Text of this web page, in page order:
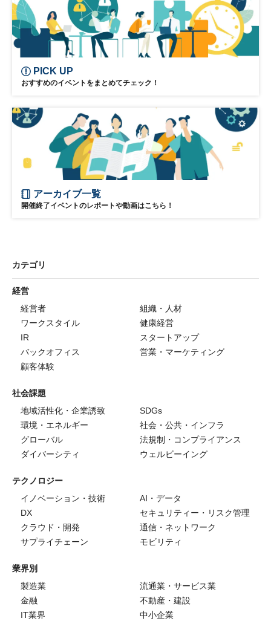
PICK UP
おすすめのイベントをまとめてチェック！
アーカイブ一覧
開催終了イベントのレポートや動画はこちら！
カテゴリ
経営
経営者
組織・人材
ワークスタイル
健康経営
IR
スタートアップ
バックオフィス
営業・マーケティング
顧客体験
社会課題
地域活性化・企業誘致
SDGs
環境・エネルギー
社会・公共・インフラ
グローバル
法規制・コンプライアンス
ダイバーシティ
ウェルビーイング
テクノロジー
イノベーション・技術
AI・データ
DX
セキュリティー・リスク管理
クラウド・開発
通信・ネットワーク
サプライチェーン
モビリティ
業界別
製造業
流通業・サービス業
金融
不動産・建設
IT業界
中小企業